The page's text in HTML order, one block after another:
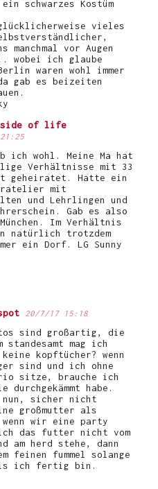
schwarzes Kostüm
vieles
manchmal vor Augen
wobei ich glaube
waren wohl immer
gab es beizeiten
side of life
ich wohl. Meine Ma hat
Verhältnisse mit 33
geheiratet. Hatte ein
mit
und Lehrlingen und
Gab es also
Im Verhältnis
natürlich trotzdem
ein Dorf. LG Sunny
20/7/17 15:18
sind großartig, die
standesamt mag ich
kopftücher? wenn
sind und ich ohne
sitze, brauche ich
habe.
nun, sicher nicht
großmutter als
wir eine party
ich das futter nicht vom
am herd stehe, dann
feinen fummel solange
ich fertig bin.